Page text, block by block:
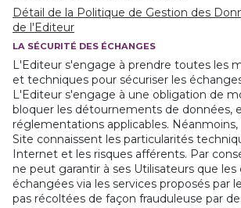
Détail de la Politique de Gestion des
de l'Editeur
LA SÉCURITÉ DES ÉCHANGES
L'Editeur s'engage à prendre toutes les
et techniques pour sécuriser les
L'Editeur s'engage à une obligation de
bloquer les détournements de données,
réglementations applicables. Néanmoins,
Site connaissent les particularités
Internet et les risques afférents. Par
ne peut garantir à ses Utilisateurs que les
échangées via les services proposés par
pas récoltées de façon frauduleuse par